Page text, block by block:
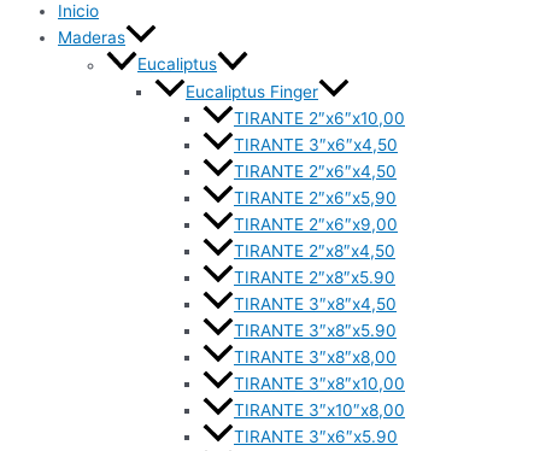
Inicio
Maderas
Eucaliptus
Eucaliptus Finger
TIRANTE 2″x6″x10,00
TIRANTE 3″x6″x4,50
TIRANTE 2″x6″x4,50
TIRANTE 2″x6″x5,90
TIRANTE 2″x6″x9,00
TIRANTE 2″x8″x4,50
TIRANTE 2″x8″x5.90
TIRANTE 3″x8″x4,50
TIRANTE 3″x8″x5.90
TIRANTE 3″x8″x8,00
TIRANTE 3″x8″x10,00
TIRANTE 3″x10″x8,00
TIRANTE 3″x6″x5.90